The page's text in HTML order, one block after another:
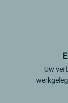
Uw